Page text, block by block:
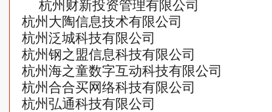
杭州财新投资管理有限公司
杭州大陶信息技术有限公司
杭州泛城科技有限公司
杭州钢之盟信息科技有限公司
杭州海之童数字互动科技有限公司
杭州合合买网络科技有限公司
杭州弘通科技有限公司